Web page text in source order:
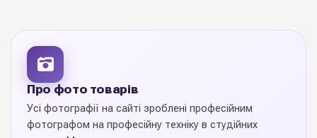
Фарби та лаки дозволяють коригувати колір квітів,
надавати їм модних відтінків, створювати ефект омбре,
інею та металіку. В асортименті — безпечні для рослин
формули провідних європейських брендів.
Купуйтефлористичні інструменти та фарбиу Diamond
Pack — усе для роботи професіонала в одному місці.
Про фото товарів
Усі фотографії на сайті зроблені професійним
фотографом на професійну техніку в студійних